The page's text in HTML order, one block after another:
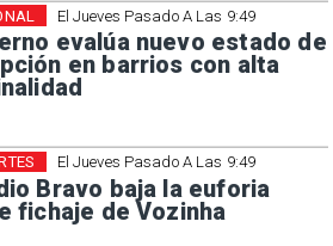
El Jueves Pasado A Las 9:49
evalúa nuevo estado de
en barrios con alta
El Jueves Pasado A Las 9:49
Bravo baja la euforia
fichaje de Vozinha